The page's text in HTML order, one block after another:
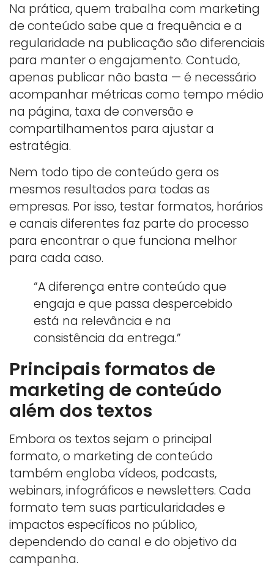
Na prática, quem trabalha com marketing
de conteúdo sabe que a frequência e a
regularidade na publicação são diferenciais
para manter o engajamento. Contudo,
apenas publicar não basta — é necessário
acompanhar métricas como tempo médio
na página, taxa de conversão e
compartilhamentos para ajustar a
estratégia.
Nem todo tipo de conteúdo gera os
mesmos resultados para todas as
empresas. Por isso, testar formatos, horários
e canais diferentes faz parte do processo
para encontrar o que funciona melhor
para cada caso.
“A diferença entre conteúdo que
engaja e que passa despercebido
está na relevância e na
consistência da entrega.”
Principais formatos de
marketing de conteúdo
além dos textos
Embora os textos sejam o principal
formato, o marketing de conteúdo
também engloba vídeos, podcasts,
webinars, infográficos e newsletters. Cada
formato tem suas particularidades e
impactos específicos no público,
dependendo do canal e do objetivo da
campanha.